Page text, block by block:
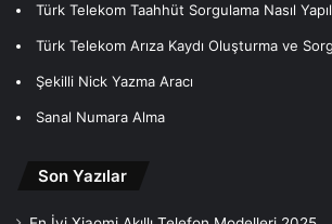
Türk Telekom Taahhüt Sorgulama Nasıl
Türk Telekom Arıza Kaydı Oluşturma ve
Şekilli Nick Yazma Aracı
Sanal Numara Alma
Son Yazılar